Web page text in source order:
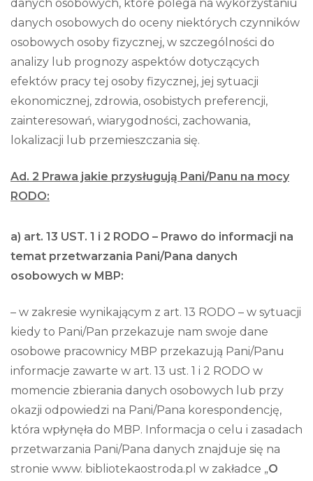
danych osobowych, które polega na wykorzystaniu
danych osobowych do oceny niektórych czynników
osobowych osoby fizycznej, w szczególności do
analizy lub prognozy aspektów dotyczących
efektów pracy tej osoby fizycznej, jej sytuacji
ekonomicznej, zdrowia, osobistych preferencji,
zainteresowań, wiarygodności, zachowania,
lokalizacji lub przemieszczania się.
Ad. 2 Prawa jakie przysługują Pani/Panu na mocy
RODO:
a) art. 13 UST. 1 i 2 RODO – Prawo do informacji na
temat przetwarzania Pani/Pana danych
osobowych w MBP:
– w zakresie wynikającym z art. 13 RODO – w sytuacji
kiedy to Pani/Pan przekazuje nam swoje dane
osobowe pracownicy MBP przekazują Pani/Panu
informacje zawarte w art. 13 ust. 1 i 2 RODO w
momencie zbierania danych osobowych lub przy
okazji odpowiedzi na Pani/Pana korespondencję,
która wpłynęła do MBP. Informacja o celu i zasadach
przetwarzania Pani/Pana danych znajduje się na
stronie www. bibliotekaostroda.pl w zakładce „O